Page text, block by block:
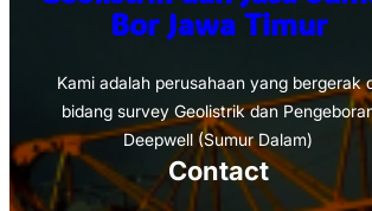
Bor Jawa Timur
Kami adalah perusahaan yang bergerak
bidang survey Geolistrik dan
Deepwell (Sumur Dalam)
Contact